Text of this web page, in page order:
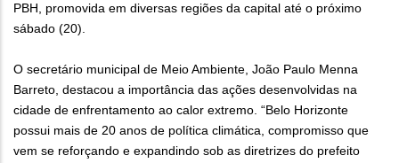
PBH, promovida em diversas regiões da capital até o próximo
sábado (20).
O secretário municipal de Meio Ambiente, João Paulo Menna
Barreto, destacou a importância das ações desenvolvidas na
cidade de enfrentamento ao calor extremo. “Belo Horizonte
possui mais de 20 anos de política climática, compromisso que
vem se reforçando e expandindo sob as diretrizes do prefeito